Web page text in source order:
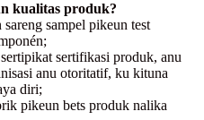
kualitas produk?
sampel pikeun test
sertifikasi produk, anu
anu otoritatif, ku kituna
diri;
pikeun bets produk nalika